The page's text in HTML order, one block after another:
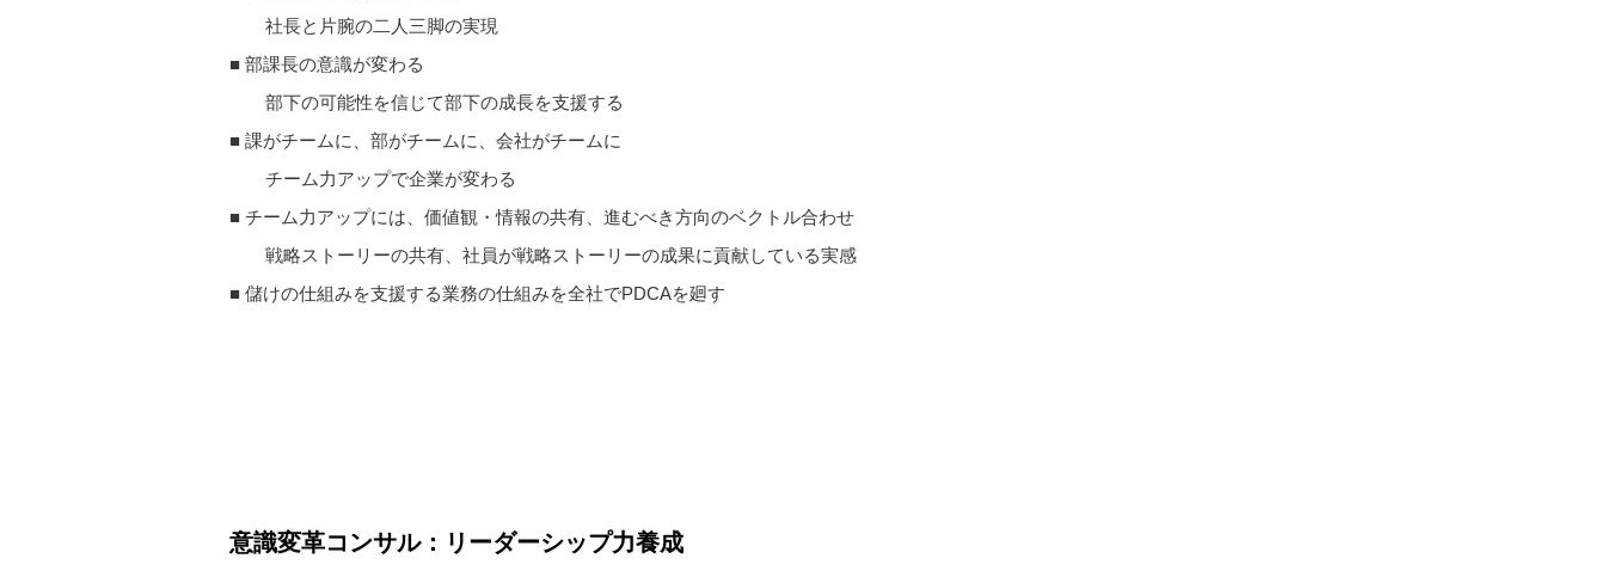
社長と片腕の二人三脚の実現
■ 部課長の意識が変わる
部下の可能性を信じて部下の成長を支援する
■ 課がチームに、部がチームに、会社がチームに
チーム力アップで企業が変わる
■ チーム力アップには、価値観・情報の共有、進むべき方向のベクトル合わせ
戦略ストーリーの共有、社員が戦略ストーリーの成果に貢献している実感
■ 儲けの仕組みを支援する業務の仕組みを全社でPDCAを廻す
意識変革コンサル：リーダーシップ力養成